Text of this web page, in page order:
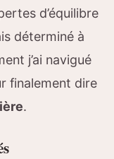
d’équilibre
déterminé à
j’ai navigué
finalement dire
.